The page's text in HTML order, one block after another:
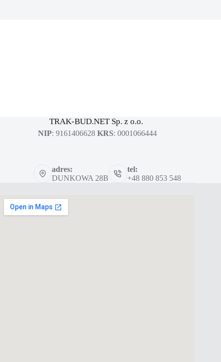
TRAK-BUD.NET Sp. z o.o.
NIP: 9161406628 KRS: 0001066444
adres:
DUNKOWA 28B
tel:
+48 880 853 548